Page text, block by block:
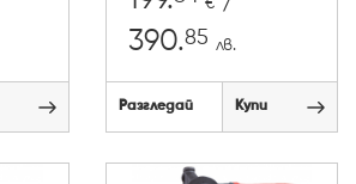
€
390.85 лв.
Разгледай Купи